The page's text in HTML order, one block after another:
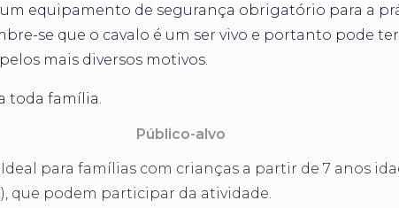
um equipamento de segurança obrigatório para a
se que o cavalo é um ser vivo e portanto pode
mais diversos motivos.
toda família.
Público-alvo
Ideal para famílias com crianças a partir de 7 anos
que podem participar da atividade.